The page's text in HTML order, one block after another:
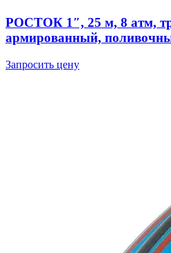
РОСТОК 1″, 25 м, 8 атм,
армированный,
Запросить цену